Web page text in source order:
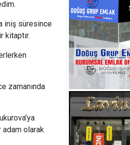
iniş süresince
kitaptır.
zamanında
adam olarak